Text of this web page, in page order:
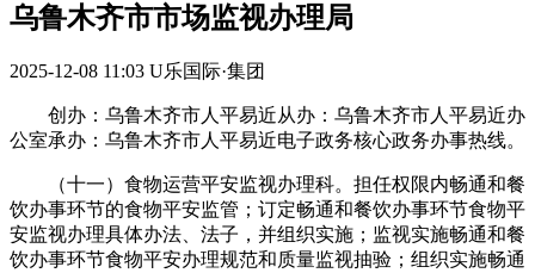
乌鲁木齐市市场监视办理局
2025-12-08 11:03 U乐国际·集团
创办：乌鲁木齐市人平易近从办：乌鲁木齐市人平易近办
公室承办：乌鲁木齐市人平易近电子政务核心政务办事热线。
（十一）食物运营平安监视办理科。担任权限内畅通和餐
饮办事环节的食物平安监管；订定畅通和餐饮办事环节食物平
安监视办理具体办法、法子，并组织实施；监视实施畅通和餐
饮办事环节食物平安办理规范和质量监视抽验；组织实施畅通